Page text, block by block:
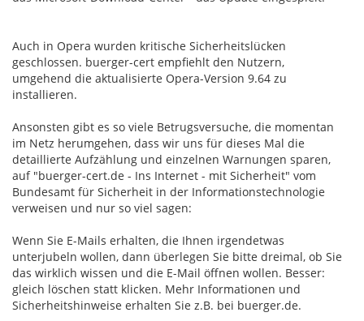
Auch in Opera wurden kritische Sicherheitslücken
geschlossen. buerger-cert empfiehlt den Nutzern,
umgehend die aktualisierte Opera-Version 9.64 zu
installieren.
Ansonsten gibt es so viele Betrugsversuche, die momentan
im Netz herumgehen, dass wir uns für dieses Mal die
detaillierte Aufzählung und einzelnen Warnungen sparen,
auf "buerger-cert.de - Ins Internet - mit Sicherheit" vom
Bundesamt für Sicherheit in der Informationstechnologie
verweisen und nur so viel sagen:
Wenn Sie E-Mails erhalten, die Ihnen irgendetwas
unterjubeln wollen, dann überlegen Sie bitte dreimal, ob Sie
das wirklich wissen und die E-Mail öffnen wollen. Besser:
gleich löschen statt klicken. Mehr Informationen und
Sicherheitshinweise erhalten Sie z.B. bei buerger.de.